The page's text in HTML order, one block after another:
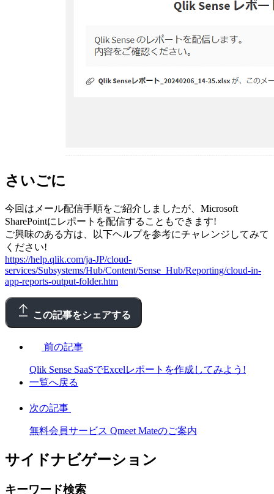
さいごに
今回はメール配信手順をご紹介しましたが、Microsoft
SharePointにレポートを配信することもできます!
ご興味のある方は、以下ヘルプを参考にチャレンジしてみて
ください!
https://help.qlik.com/ja-JP/cloud-
services/Subsystems/Hub/Content/Sense_Hub/Reporting/cloud-in-
app-reports-output-folder.htm
この記事をシェアする
前の記事
Qlik Sense SaaSでExcelレポートを作成してみよう!
一覧へ戻る
次の記事
無料会員サービス Qmeet Mateのご案内
サイドナビゲーション
キーワード検索